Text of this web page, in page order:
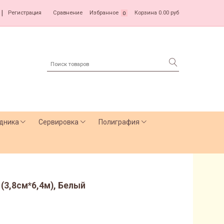
Регистрация Сравнение Избранное 0 Корзина 0.00 руб
Сервировка Полиграфия
Белый